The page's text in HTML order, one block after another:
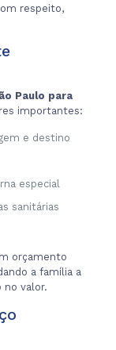
respeito,
Paulo para
importantes:
e destino
especial
sanitárias
orçamento
a família a
valor.